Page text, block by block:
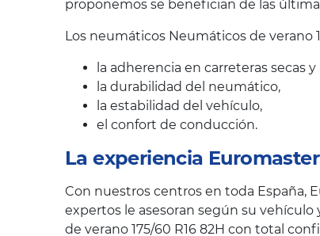
proponemos se benefician de las
Los neumáticos Neumáticos de verano
la adherencia en carreteras secas
la durabilidad del neumático,
la estabilidad del vehículo,
el confort de conducción.
La experiencia
Con nuestros centros en toda España,
expertos le asesoran según su
de verano 175/60 R16 82H con total